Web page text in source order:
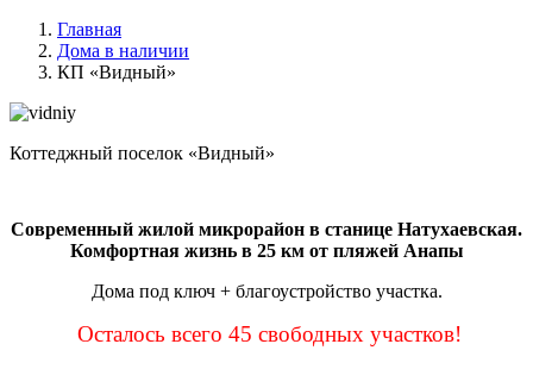
Главная
Дома в наличии
КП «Видный»
Коттеджный поселок «Видный»
Современный жилой микрорайон в станице Натухаевская.
Комфортная жизнь в 25 км от пляжей Анапы
Дома под ключ + благоустройство участка.
Осталось всего 45 свободных участков!